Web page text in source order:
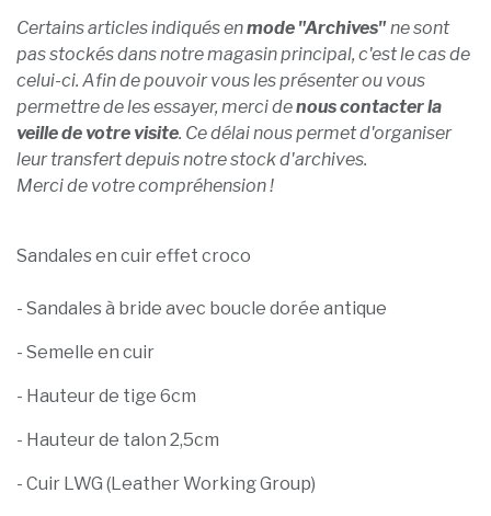
Certains articles indiqués enmode "Archives"ne sont
pas stockés dans notre magasin principal, c'est le cas de
celui-ci. Afin de pouvoir vous les présenter ou vous
permettre de les essayer, merci denous contacter la
veille de votre visite. Ce délai nous permet d'organiser
leur transfert depuis notre stock d'archives.
Merci de votre compréhension !
Sandales en cuir effet croco
- Sandales à bride avec boucle dorée antique
- Semelle en cuir
- Hauteur de tige 6cm
- Hauteur de talon 2,5cm
- Cuir LWG (Leather Working Group)